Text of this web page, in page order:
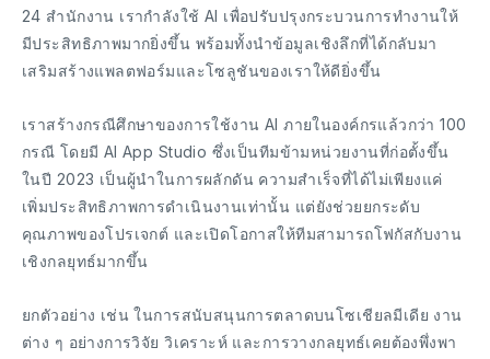
24 สำนักงาน เรากำลังใช้ AI เพื่อปรับปรุงกระบวนการทำงานให้
มีประสิทธิภาพมากยิ่งขึ้น พร้อมทั้งนำข้อมูลเชิงลึกที่ได้กลับมา
เสริมสร้างแพลตฟอร์มและโซลูชันของเราให้ดียิ่งขึ้น
เราสร้างกรณีศึกษาของการใช้งาน AI ภายในองค์กรแล้วกว่า 100
กรณี โดยมี AI App Studio ซึ่งเป็นทีมข้ามหน่วยงานที่ก่อตั้งขึ้น
ในปี 2023 เป็นผู้นำในการผลักดัน ความสำเร็จที่ได้ไม่เพียงแค่
เพิ่มประสิทธิภาพการดำเนินงานเท่านั้น แต่ยังช่วยยกระดับ
คุณภาพของโปรเจกต์ และเปิดโอกาสให้ทีมสามารถโฟกัสกับงาน
เชิงกลยุทธ์มากขึ้น
ยกตัวอย่าง เช่น ในการสนับสนุนการตลาดบนโซเชียลมีเดีย งาน
ต่าง ๆ อย่างการวิจัย วิเคราะห์ และการวางกลยุทธ์เคยต้องพึ่งพา